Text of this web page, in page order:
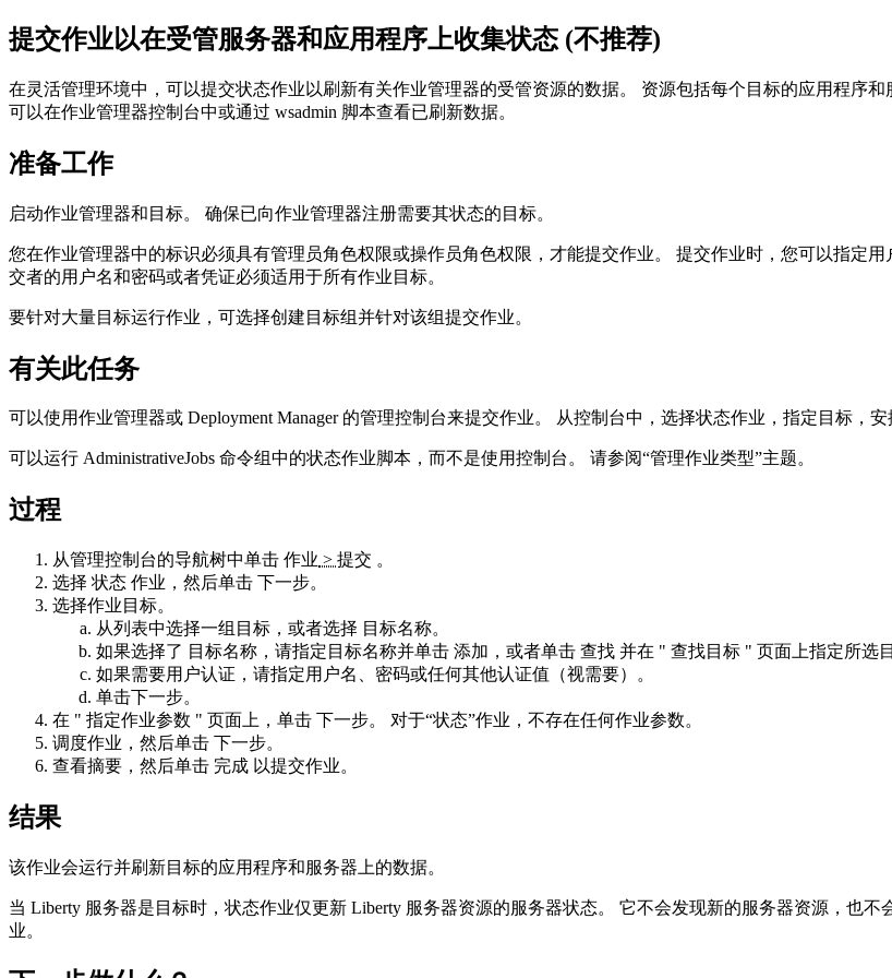
提交作业以在受管服务器和应用程序上收集状态 (不推荐)
在灵活管理环境中，可以提交状态作业以刷新有关作业管理器的受管资源的数据。 资源包括每个目标的应用程序和
可以在作业管理器控制台中或通过 wsadmin 脚本查看已刷新数据。
准备工作
启动作业管理器和目标。 确保已向作业管理器注册需要其状态的目标。
您在作业管理器中的标识必须具有管理员角色权限或操作员角色权限，才能提交作业。 提交作业时，您可以指定
交者的用户名和密码或者凭证必须适用于所有作业目标。
要针对大量目标运行作业，可选择创建目标组并针对该组提交作业。
有关此任务
可以使用作业管理器或 Deployment Manager 的管理控制台来提交作业。 从控制台中，选择状态作业，指定目标，安
可以运行 AdministrativeJobs 命令组中的状态作业脚本，而不是使用控制台。 请参阅“管理作业类型”主题。
过程
从管理控制台的导航树中单击 作业 > 提交 。
选择 状态 作业，然后单击 下一步。
选择作业目标。
从列表中选择一组目标，或者选择 目标名称。
如果选择了 目标名称 ，请指定目标名称并单击 添加 ，或者单击 查找 并在 " 查找目标 " 页面上指定所选
如果需要用户认证，请指定用户名、密码或任何其他认证值（视需要）。
单击下一步。
在 " 指定作业参数 " 页面上，单击 下一步。 对于“状态”作业，不存在任何作业参数。
调度作业，然后单击 下一步。
查看摘要，然后单击 完成 以提交作业。
结果
该作业会运行并刷新目标的应用程序和服务器上的数据。
当 Liberty 服务器是目标时， 状态作业仅更新 Liberty 服务器资源的服务器状态。 它不会发现新的服务器资源，也
业。